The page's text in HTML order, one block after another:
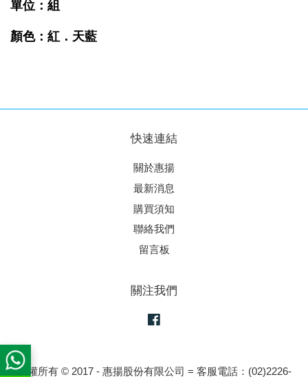
單位：組
顏色：紅．天藍
快速連結
關於惠揚
最新消息
購買須知
聯絡我們
留言板
關注我們
版權所有 © 2017 - 惠揚股份有限公司 = 客服電話：(02)2226-